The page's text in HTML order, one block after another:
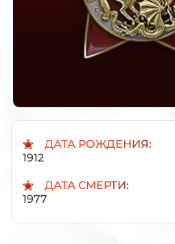
ДАТА РОЖДЕНИЯ:
1912
ДАТА СМЕРТИ:
1977